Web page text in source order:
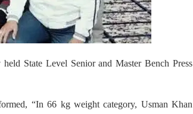
State Level Senior and Master Bench Press
“In 66 kg weight category, Usman Khan